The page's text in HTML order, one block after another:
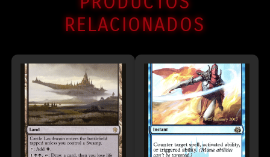
RELACIONADOS